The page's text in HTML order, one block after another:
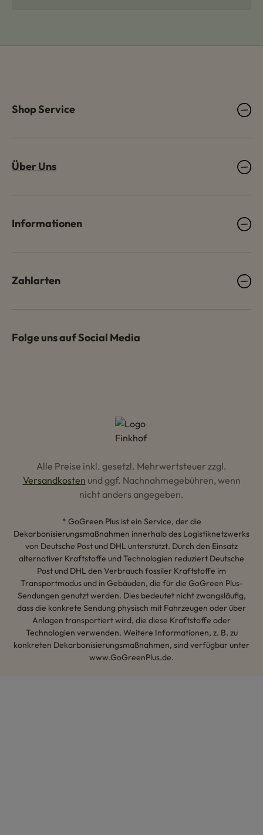
Shop Service
Über Uns
Informationen
Zahlarten
Folge uns auf Social Media
Alle Preise inkl. gesetzl. Mehrwertsteuer zzgl.
Versandkosten und ggf. Nachnahmegebühren, wenn
nicht anders angegeben.
* GoGreen Plus ist ein Service, der die
Dekarbonisierungsmaßnahmen innerhalb des Logistiknetzwerks
von Deutsche Post und DHL unterstützt. Durch den Einsatz
alternativer Kraftstoffe und Technologien reduziert Deutsche
Post und DHL den Verbrauch fossiler Kraftstoffe im
Transportmodus und in Gebäuden, die für die GoGreen Plus-
Sendungen genutzt werden. Dies bedeutet nicht zwangsläufig,
dass die konkrete Sendung physisch mit Fahrzeugen oder über
Anlagen transportiert wird, die diese Kraftstoffe oder
Technologien verwenden. Weitere Informationen, z. B. zu
konkreten Dekarbonisierungsmaßnahmen, sind verfügbar unter
www.GoGreenPlus.de.